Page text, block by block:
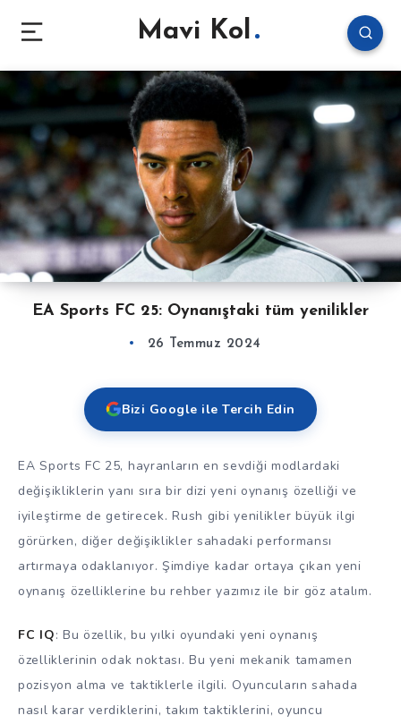
Mavi Kol
EA Sports FC 25: Oynanıştaki tüm yenilikler
26 Temmuz 2024
Bizi Google ile Tercih Edin
EA Sports FC 25, hayranların en sevdiği modlardaki
değişikliklerin yanı sıra bir dizi yeni oynanış özelliği ve
iyileştirme de getirecek. Rush gibi yenilikler büyük ilgi
görürken, diğer değişiklikler sahadaki performansı
artırmaya odaklanıyor. Şimdiye kadar ortaya çıkan yeni
oynanış özelliklerine bu rehber yazımız ile bir göz atalım.
FC IQ: Bu özellik, bu yılki oyundaki yeni oynanış
özelliklerinin odak noktası. Bu yeni mekanik tamamen
pozisyon alma ve taktiklerle ilgili. Oyuncuların sahada
nasıl karar verdiklerini, takım taktiklerini, oyuncu